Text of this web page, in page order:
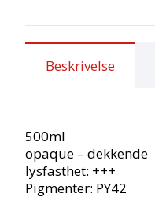
Beskrivelse
500ml
opaque – dekkende
lysfasthet: +++
Pigmenter: PY42